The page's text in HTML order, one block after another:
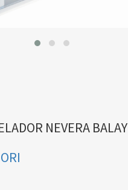
NEVERA BALAY
ORI